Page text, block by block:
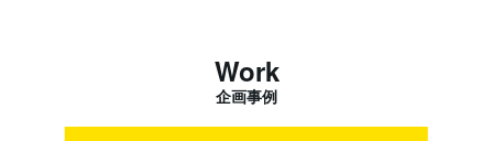
Work
企画事例